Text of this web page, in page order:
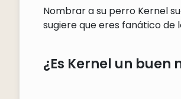
Nombrar a su perro Kernel
sugiere que eres fanático de
¿Es Kernel un buen